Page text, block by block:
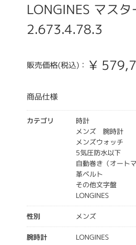
LONGINES マス
2.673.4.78.3
販売価格(税込)： ¥
商品仕様
カテゴリ
時計
メンズ 腕時計
メンズウォッチ
5気圧防水以下
自動巻き（オート
革ベルト
その他文字盤
LONGINES
性別 メンズ
腕時計 LONGINES